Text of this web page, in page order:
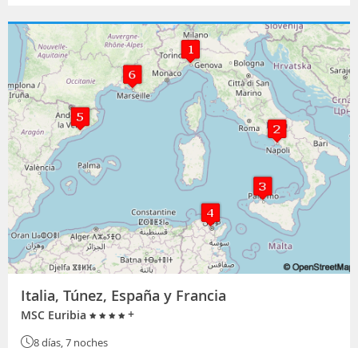
Italia, Túnez, España y Francia
MSC Euribia +
8 días, 7 noches